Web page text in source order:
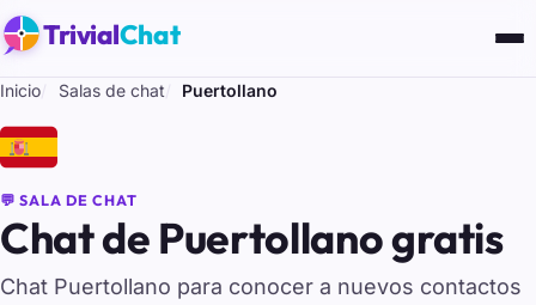
TrivialChat
Inicio Salas de chat Puertollano
🇪🇸
💬 SALA DE CHAT
Chat de Puertollano gratis
Chat Puertollano para conocer a nuevos contactos